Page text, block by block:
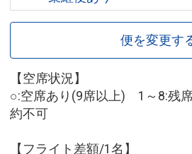
便を変更す
【空席状況】
○:空席あり(9席以上) 1～8:残
約不可
【フライト差額/1名】